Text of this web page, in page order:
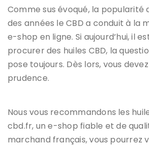
Comme sus évoqué, la popularité
des années le CBD a conduit à la
e-shop en ligne. Si aujourd’hui, il
procurer des huiles CBD, la
pose toujours. Dès lors, vous
prudence.
Nous vous recommandons les
cbd.fr, un e-shop fiable et de
marchand français, vous pourrez